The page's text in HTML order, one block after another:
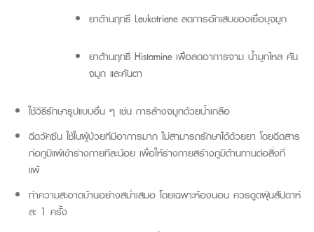
ยาต้านฤทธิ์ Leukotrieneลดการอักเสบของเยื่อบุจมูก
ยาต้านฤทธิ์ Histamineเพื่อลดอาการจาม น้ำมูกไหล คัน
จมูก และคันตา
ใช้วิธีรักษารูปแบบอื่น ๆ เช่น การล้างจมูกด้วยน้ำเกลือ
ฉีดวัคซีน ใช้ในผู้ป่วยที่มีอาการมาก ไม่สามารถรักษาได้ด้วยยา โดยฉีดสาร
ก่อภูมิแพ้เข้าร่างกายทีละน้อย เพื่อให้ร่างกายสร้างภูมิต้านทานต่อสิ่งที่
แพ้
ทำความสะอาดบ้านอย่างสม่ำเสมอ โดยเฉพาะห้องนอน ควรดูดฝุ่นสัปดาห์
ละ 1 ครั้ง